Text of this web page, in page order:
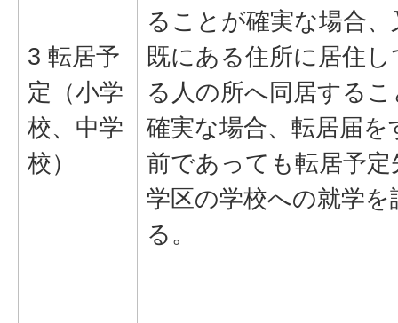
3 転居予
定（小学
校、中学
校）
ることが確実な場合、
既にある住所に居住し
る人の所へ同居する
確実な場合、転居届を
前であっても転居予定
学区の学校への就学を
る。